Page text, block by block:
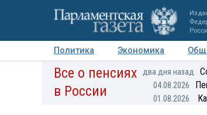
Политика Экономика
Авторы Персоны Мнения
Все о пенсиях
в России
два дня назад
04.08.2026
01.08.2026